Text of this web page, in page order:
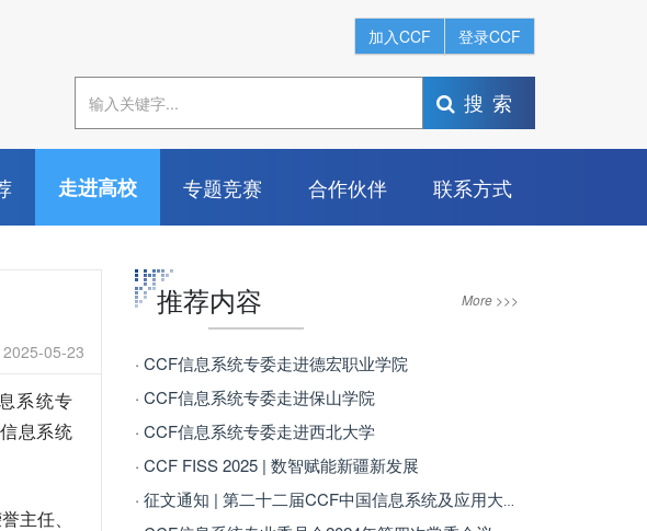
加入CCF 登录CCF
搜索
走进高校 专题竞赛 合作伙伴 联系方式
2025-05-23
系统专
息系统
主任、
推荐内容 More >>>
· CCF信息系统专委走进德宏职业学院
· CCF信息系统专委走进保山学院
· CCF信息系统专委走进西北大学
· CCF FISS 2025 | 数智赋能新疆新发展
· 征文通知 | 第二十二届CCF中国信息系统及应用大会（WISA 2025）